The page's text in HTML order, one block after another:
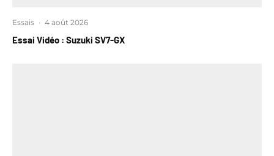
Essais · 4 août 2026
Essai Vidéo : Suzuki SV7-GX